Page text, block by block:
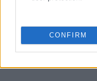
CONFIRM